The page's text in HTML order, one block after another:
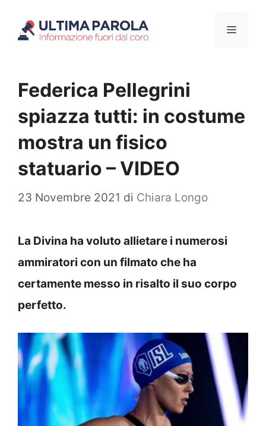
Menu
Federica Pellegrini
spiazza tutti: in costume
mostra un fisico
statuario – VIDEO
23 Novembre 2021 di Chiara Longo
La Divina ha voluto allietare i numerosi
ammiratori con un filmato che ha
certamente messo in risalto il suo corpo
perfetto.